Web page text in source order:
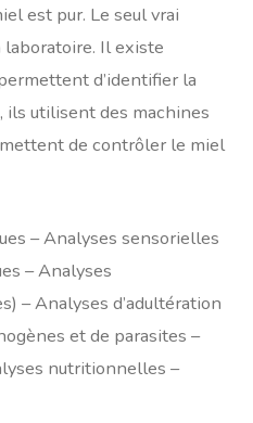
est pur. Le seul vrai
laboratoire. Il existe
d’identifier la
ils utilisent des machines
de contrôler le miel
– Analyses sensorielles
– Analyses
– Analyses d’adultération
et de parasites –
nutritionnelles –